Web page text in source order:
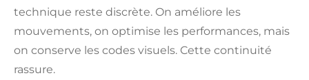
technique reste discrète. On améliore les
mouvements, on optimise les performances, mais
on conserve les codes visuels. Cette continuité
rassure.